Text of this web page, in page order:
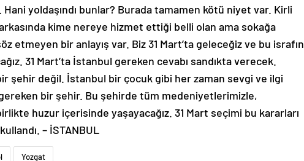
yoldaşındı bunlar? Burada tamamen kötü niyet var. Kirli
kime nereye hizmet ettiği belli olan ama sokağa
etmeyen bir anlayış var. Biz 31 Mart’ta geleceğiz ve bu israfın
31 Mart’ta İstanbul gereken cevabı sandıkta verecek.
şehir değil. İstanbul bir çocuk gibi her zaman sevgi ve ilgi
bir şehir. Bu şehirde tüm medeniyetlerimizle,
huzur içerisinde yaşayacağız. 31 Mart seçimi bu kararları
– İSTANBUL
Yozgat